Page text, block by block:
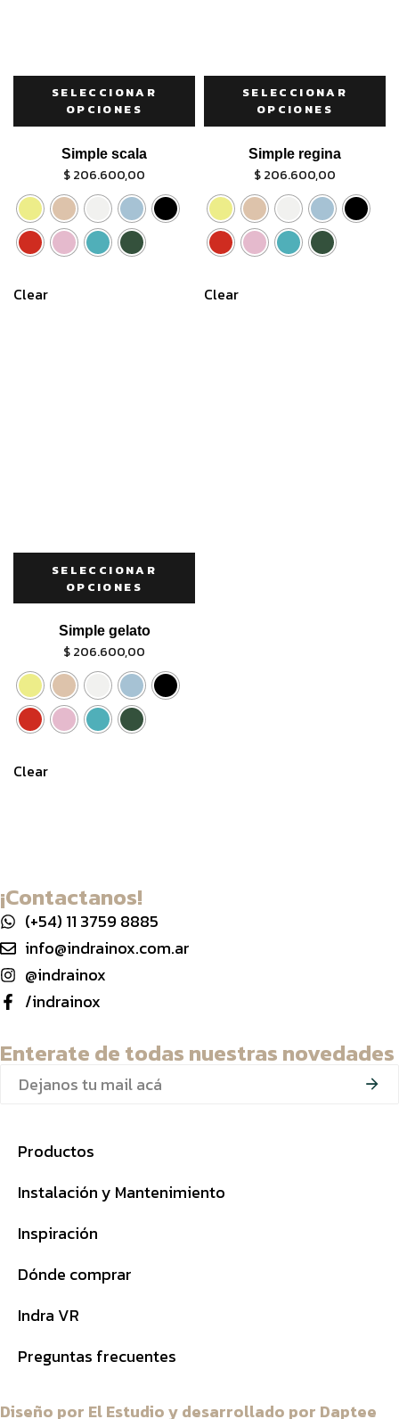
SELECCIONAR
OPCIONES
Simple scala
$206.600,00
Clear
SELECCIONAR
OPCIONES
Simple regina
$206.600,00
Clear
SELECCIONAR
OPCIONES
Simple gelato
$206.600,00
Clear
¡Contactanos!
(+54) 11 3759 8885
info@indrainox.com.ar
@indrainox
/indrainox
Enterate de todas nuestras novedades
Productos
Instalación y Mantenimiento
Inspiración
Dónde comprar
Indra VR
Preguntas frecuentes
Diseño por El Estudioy desarrollado por Daptee